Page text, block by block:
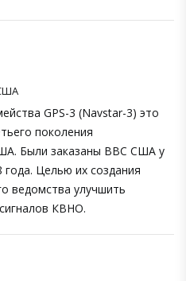
GPS-3 (Navstar-3) это
поколения
Были заказаны ВВС США у
Целью их создания
ведомства улучшить
КВНО.